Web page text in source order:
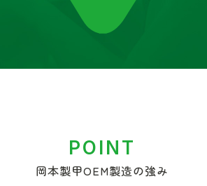
POINT
岡本製甲OEM製造の強み